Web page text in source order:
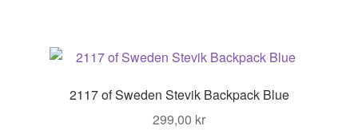
2117 of Sweden Stevik Backpack Blue
299,00 kr